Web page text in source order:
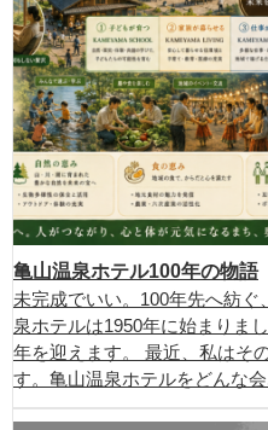
亀山温泉ホテル100年の物語
未完成でいい。100年先へ紡
泉ホテルは1950年に始まりま
年を迎えます。 最近、私はそ
す。亀山温泉ホテルをどんな